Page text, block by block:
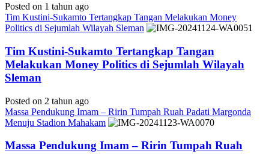
Posted on 1 tahun ago
Tim Kustini-Sukamto Tertangkap Tangan Melakukan Money
Politics di Sejumlah Wilayah Sleman
Tim Kustini-Sukamto Tertangkap Tangan
Melakukan Money Politics di Sejumlah Wilayah
Sleman
Posted on 2 tahun ago
Massa Pendukung Imam – Ririn Tumpah Ruah Padati Margonda
Menuju Stadion Mahakam
Massa Pendukung Imam – Ririn Tumpah Ruah